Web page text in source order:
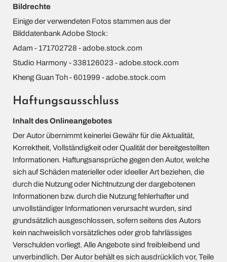
Bildrechte
Einige der verwendeten Fotos stammen aus der
Bilddatenbank Adobe Stock:
Adam - 171702728 - adobe.stock.com
Studio Harmony - 338126023 - adobe.stock.com
Kheng Guan Toh - 601999 - adobe.stock.com
Haftungsausschluss
Inhalt des Onlineangebotes
Der Autor übernimmt keinerlei Gewähr für die Aktualität,
Korrektheit, Vollständigkeit oder Qualität der bereitgestellten
Informationen. Haftungsansprüche gegen den Autor, welche
sich auf Schäden materieller oder ideeller Art beziehen, die
durch die Nutzung oder Nichtnutzung der dargebotenen
Informationen bzw. durch die Nutzung fehlerhafter und
unvollständiger Informationen verursacht wurden, sind
grundsätzlich ausgeschlossen, sofern seitens des Autors
kein nachweislich vorsätzliches oder grob fahrlässiges
Verschulden vorliegt. Alle Angebote sind freibleibend und
unverbindlich. Der Autor behält es sich ausdrücklich vor, Teile